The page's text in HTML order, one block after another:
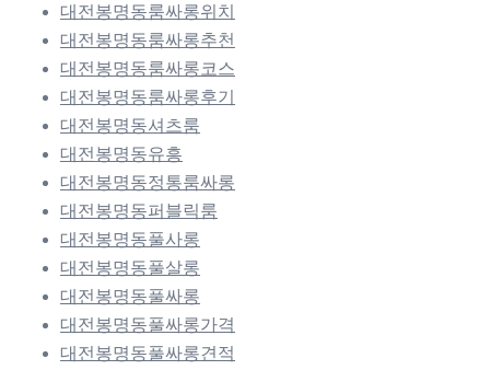
대전봉명동룸싸롱위치
대전봉명동룸싸롱추천
대전봉명동룸싸롱코스
대전봉명동룸싸롱후기
대전봉명동셔츠룸
대전봉명동유흥
대전봉명동정통룸싸롱
대전봉명동퍼블릭룸
대전봉명동풀사롱
대전봉명동풀살롱
대전봉명동풀싸롱
대전봉명동풀싸롱가격
대전봉명동풀싸롱견적